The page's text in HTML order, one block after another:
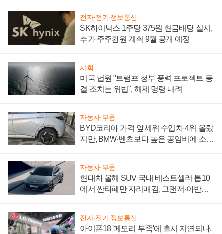
전자·전기·정보통신
SK하이닉스 1주당 375원 현금배당 실시,
추가 주주환원 계획 9월 공개 예정
사회
미국 법원 "트럼프 정부 풍력 프로젝트 동
결 조치는 위법", 해제 명령 내려
자동차·부품
BYD코리아 가격 앞세워 수입차 4위 올랐
지만, BMW·벤츠보다 높은 공임비에 소비
자동차·부품
현대차 올해 SUV 국내 베스트셀러 톱10
에서 싼타페만 자리매김, 그랜저·아반떼
전자·전기·정보통신
아이폰18 '메모리 부족'에 출시 지연되나,